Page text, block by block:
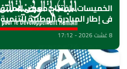
الخميسات ..افتتاح معرض
في إطار المبادرة الوطنية
8 غشت 2026 - 17:12